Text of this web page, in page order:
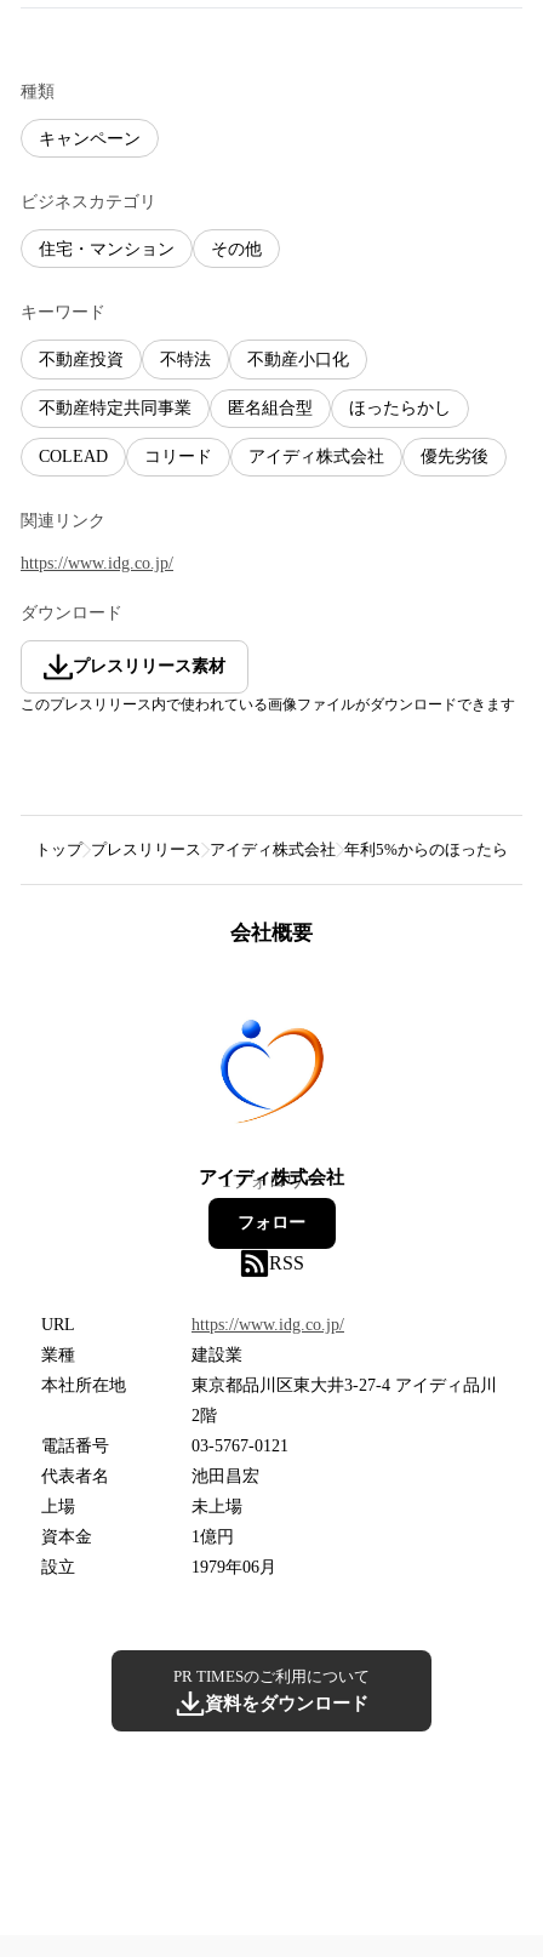
種類
キャンペーン
ビジネスカテゴリ
住宅・マンション その他
キーワード
不動産投資 不特法 不動産小口化
不動産特定共同事業 匿名組合型 ほったらかし
COLEAD コリード アイディ株式会社 優先劣後
関連リンク
https://www.idg.co.jp/
ダウンロード
プレスリリース素材
このプレスリリース内で使われている画像ファイルがダウンロードできます
トップ プレスリリース アイディ株式会社 年利5%からのほったらか
会社概要
アイディ株式会社
1フォロワー
フォロー
RSS
URL
https://www.idg.co.jp/
業種
建設業
本社所在地
東京都品川区東大井3-27-4 アイディ品川
2階
電話番号
03-5767-0121
代表者名
池田昌宏
上場
未上場
資本金
1億円
設立
1979年06月
PR TIMESのご利用について
資料をダウンロード